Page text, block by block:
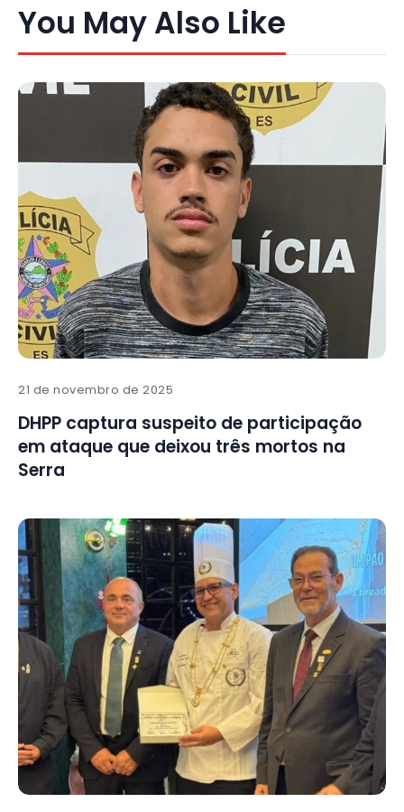
You May Also Like
21 de novembro de 2025
DHPP captura suspeito de participação
em ataque que deixou três mortos na
Serra